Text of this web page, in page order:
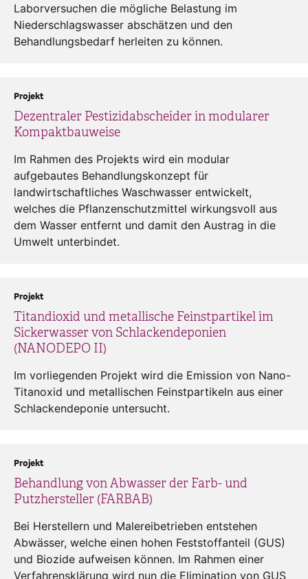
Laborversuchen die mögliche Belastung im
Niederschlagswasser abschätzen und den
Behandlungsbedarf herleiten zu können.
Dezentraler Pestizidabscheider in modularer
Kompaktbauweise
Projekt
Im Rahmen des Projekts wird ein modular
aufgebautes Behandlungskonzept für
landwirtschaftliches Waschwasser entwickelt,
welches die Pflanzenschutzmittel wirkungsvoll aus
dem Wasser entfernt und damit den Austrag in die
Umwelt unterbindet.
Titandioxid und metallische Feinstpartikel im
Sickerwasser von Schlackendeponien
(NANODEPO II)
Projekt
Im vorliegenden Projekt wird die Emission von Nano-
Titanoxid und metallischen Feinstpartikeln aus einer
Schlackendeponie untersucht.
Behandlung von Abwasser der Farb- und
Putzhersteller (FARBAB)
Projekt
Bei Herstellern und Malereibetrieben entstehen
Abwässer, welche einen hohen Feststoffanteil (GUS)
und Biozide aufweisen können. Im Rahmen einer
Verfahrensklärung wird nun die Elimination von GUS